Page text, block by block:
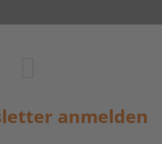
anmelden